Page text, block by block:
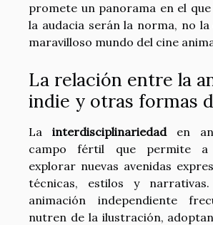
promete un panorama en el
la audacia serán la norma, no la
maravilloso mundo del cine
La relación entre la
indie y otras formas
La interdisciplinariedaden
campo fértil que permite a
explorar nuevas avenidas
técnicas, estilos y
animación independiente
nutren de la ilustración,